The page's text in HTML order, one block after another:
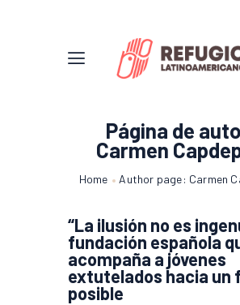
Página de
Carmen
Home Author page: Carmen
“La ilusión no es
fundación española
acompaña a jóvenes
extutelados hacia un
posible